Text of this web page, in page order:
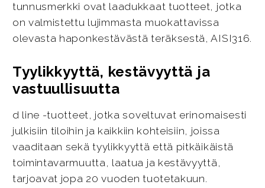
tunnusmerkki ovat laadukkaat tuotteet, jotka
on valmistettu lujimmasta muokattavissa
olevasta haponkestävästä teräksestä, AISI316.
Tyylikkyyttä, kestävyyttä ja
vastuullisuutta
d line -tuotteet, jotka soveltuvat erinomaisesti
julkisiin tiloihin ja kaikkiin kohteisiin, joissa
vaaditaan sekä tyylikkyyttä että pitkäikäistä
toimintavarmuutta, laatua ja kestävyyttä,
tarjoavat jopa 20 vuoden tuotetakuun.